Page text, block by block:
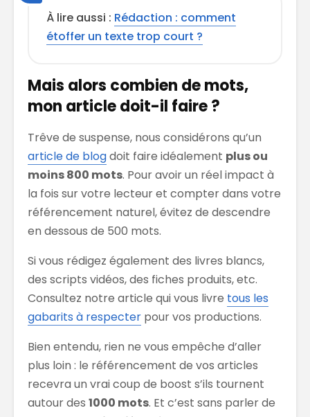
À lire aussi : Rédaction : comment
étoffer un texte trop court ?
Mais alors combien de mots,
mon article doit-il faire ?
Trêve de suspense, nous considérons qu’un
article de blogdoit faire idéalement plus ou
moins 800 mots. Pour avoir un réel impact à
la fois sur votre lecteur et compter dans votre
référencement naturel, évitez de descendre
en dessous de 500 mots.
Si vous rédigez également des livres blancs,
des scripts vidéos, des fiches produits, etc.
Consultez notre article qui vous livre tous les
gabarits à respecter pour vos productions.
Bien entendu, rien ne vous empêche d’aller
plus loin : le référencement de vos articles
recevra un vrai coup de boost s’ils tournent
autour des 1000 mots. Et c’est sans parler de